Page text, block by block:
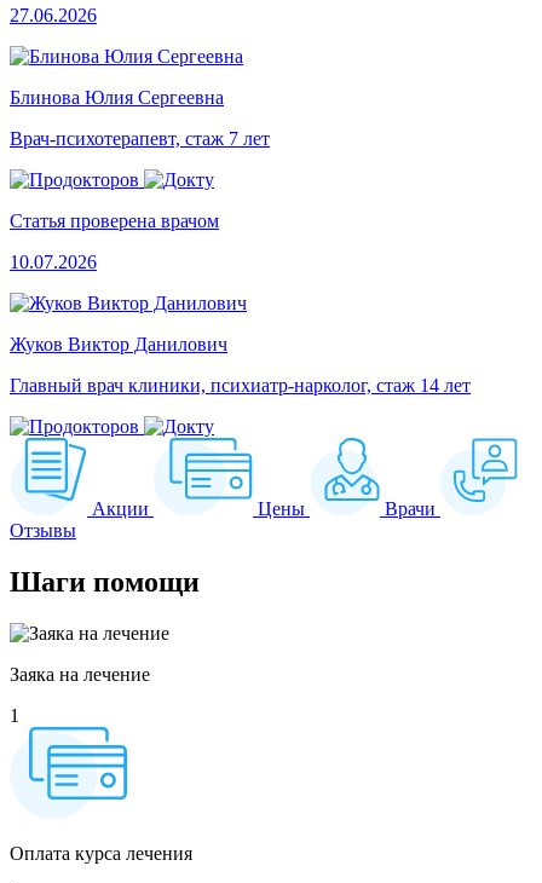
27.06.2026
Блинова Юлия Сергеевна
Врач-психотерапевт, стаж 7 лет
Статья проверена врачом
10.07.2026
Жуков Виктор Данилович
Главный врач клиники, психиатр-нарколог, стаж 14 лет
Акции Цены
Врачи
Отзывы
Шаги помощи
Заяка на лечение
1
Оплата курса лечения